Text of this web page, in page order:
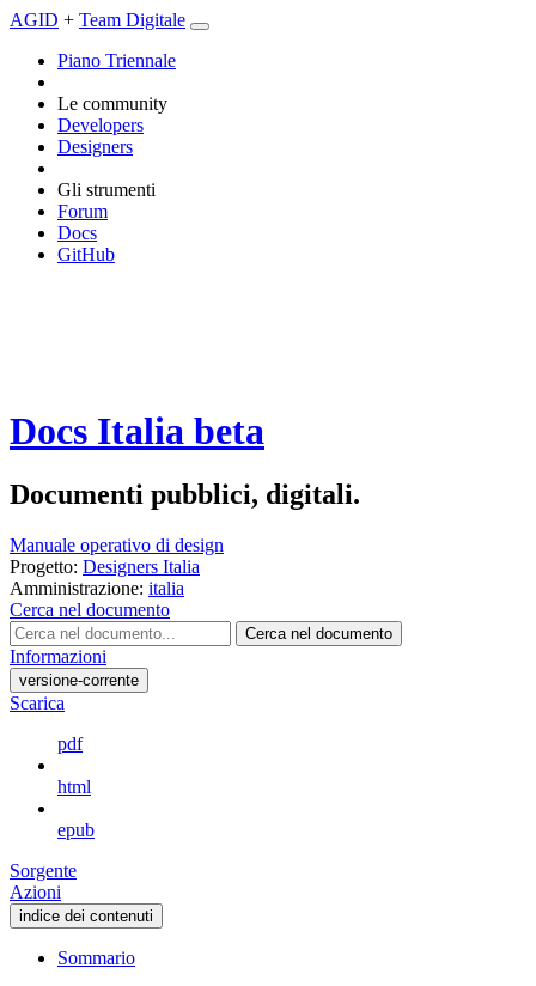
AGID + Team Digitale
Piano Triennale
Le community
Developers
Designers
Gli strumenti
Forum
Docs
GitHub
Docs Italia beta
Documenti pubblici, digitali.
Manuale operativo di design
Progetto: Designers Italia
Amministrazione: italia
Cerca nel documento
Cerca nel documento
Informazioni
versione-corrente
Scarica
pdf
html
epub
Sorgente
Azioni
indice dei contenuti
Sommario